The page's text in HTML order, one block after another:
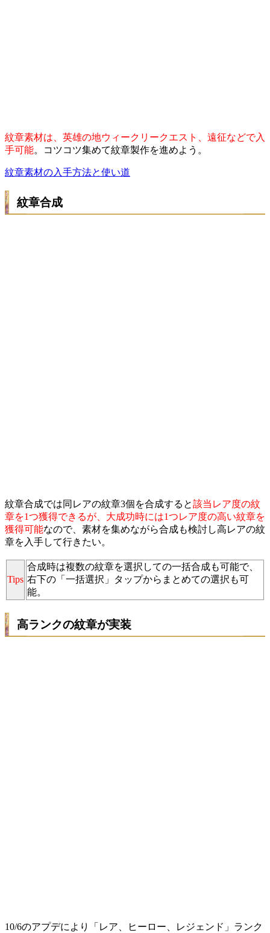
紋章素材は、英雄の地ウィークリークエスト、遠征などで入
手可能。コツコツ集めて紋章製作を進めよう。
紋章素材の入手方法と使い道
紋章合成
紋章合成では同レアの紋章3個を合成すると該当レア度の紋
章を1つ獲得できるが、大成功時には1つレア度の高い紋章を
獲得可能なので、素材を集めながら合成も検討し高レアの紋
章を入手して行きたい。
Tips
合成時は複数の紋章を選択しての一括合成も可能で、
右下の「一括選択」タップからまとめての選択も可
能。
高ランクの紋章が実装
10/6のアプデにより「レア、ヒーロー、レジェンド」ランク